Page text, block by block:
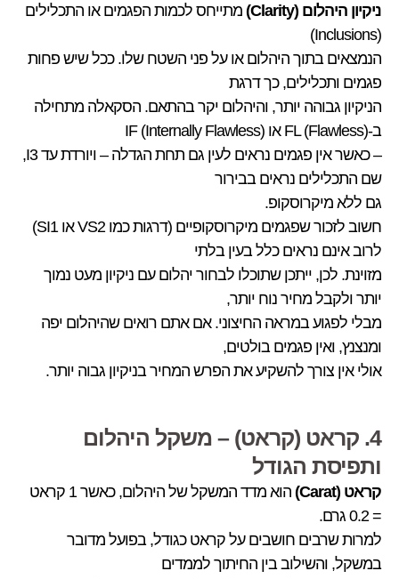
ניקיון היהלום (Clarity)
מתייחס לכמות הפגמים או התכלילים
(Inclusions)
הנמצאים בתוך היהלום או על פני השטח שלו. ככל שיש פחות
פגמים ותכלילים, כך דרגת
הניקיון גבוהה יותר, והיהלום יקר בהתאם. הסקאלה מתחילה
ב-FL (Flawless) או IF (Internally Flawless)
– כאשר אין פגמים נראים לעין גם תחת הגדלה – ויורדת עד I3,
שם התכלילים נראים בבירור
גם ללא מיקרוסקופ.
חשוב לזכור שפגמים מיקרוסקופיים (דרגות כמו VS2 או SI1)
לרוב אינם נראים כלל בעין בלתי
מזוינת. לכן, ייתכן שתוכלו לבחור יהלום עם ניקיון מעט נמוך
יותר ולקבל מחיר נוח יותר,
מבלי לפגוע במראה החיצוני. אם אתם רואים שהיהלום יפה
ומנצנץ, ואין פגמים בולטים,
אולי אין צורך להשקיע את הפרש המחיר בניקיון גבוה יותר.
4. קראט (קראט) – משקל היהלום
ותפיסת הגודל
קראט (Carat)
הוא מדד המשקל של היהלום, כאשר 1 קראט
= 0.2 גרם.
למרות שרבים חושבים על קראט כגודל, בפועל מדובר
במשקל, והשילוב בין החיתוך לממדים